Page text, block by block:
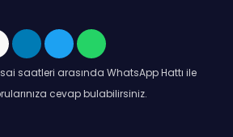
saatleri arasında WhatsApp Hattı ile
cevap bulabilirsiniz.